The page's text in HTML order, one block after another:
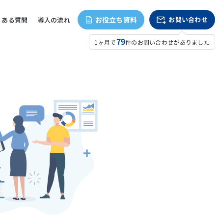
る質問 導入の流れ お役立ち資料 お問い合わせ
1ヶ月で79件のお問い合わせがありました